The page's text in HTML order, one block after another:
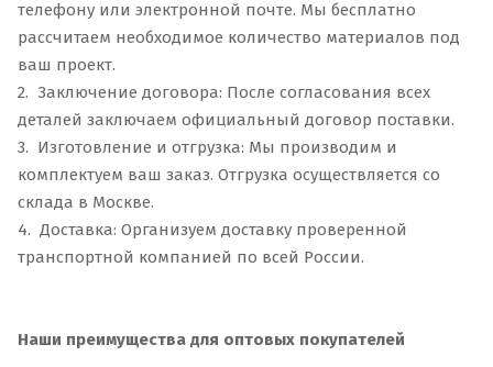
телефону или электронной почте. Мы бесплатно
рассчитаем необходимое количество материалов под
ваш проект.
2. Заключение договора: После согласования всех
деталей заключаем официальный договор поставки.
3. Изготовление и отгрузка: Мы производим и
комплектуем ваш заказ. Отгрузка осуществляется со
склада в Москве.
4. Доставка: Организуем доставку проверенной
транспортной компанией по всей России.
Наши преимущества для оптовых покупателей